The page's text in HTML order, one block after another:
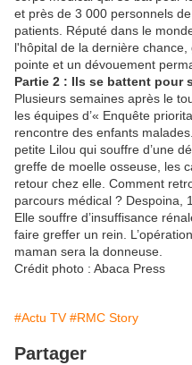
et près de 3 000 personnels
patients. Réputé dans le
l'hôpital de la dernière
pointe et un dévouement
Partie 2 : Ils se battent pour
Plusieurs semaines après le
les équipes d’« Enquête
rencontre des enfants
petite Lilou qui souffre d’une
greffe de moelle osseuse, les
retour chez elle. Comment
parcours médical ? Despoina,
Elle souffre d’insuffisance
faire greffer un rein.
maman sera la donneuse.
Crédit photo : Abaca Press
#Actu TV #RMC Story
Partager